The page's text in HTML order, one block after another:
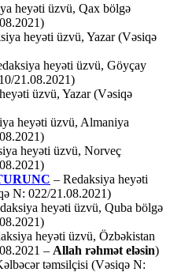
heyəti üzvü, Qax bölgə
heyəti üzvü, Yazar (Vəsiqə
heyəti üzvü, Göyçay
21.08.2021)
üzvü, Yazar (Vəsiqə
heyəti üzvü, Almaniya
heyəti üzvü, Norveç
– Redaksiya heyəti
N: 022/21.08.2021)
heyəti üzvü, Quba bölgə
heyəti üzvü, Özbəkistan
– Allah rəhmət eləsin)
təmsilçisi (Vəsiqə N: